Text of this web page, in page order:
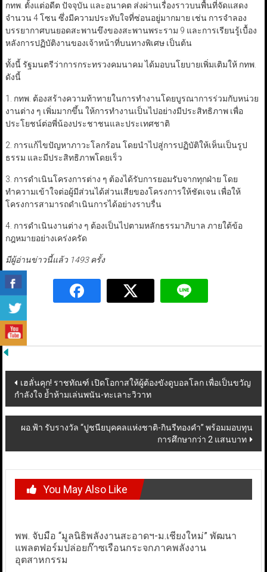
กทพ. ตั้งแต่อดีต ปัจจุบัน และอนาคต ส่งผ่านเรื่องราวบนพื้นที่จัดแสดง
จำนวน 4 โซน ซึ่งมีความประทับใจที่ซ่อนอยู่มากมาย เช่น การจำลอง
บรรยากาศบนยอดสะพานขึงของสะพานพระราม 9 และการเรียนรู้เบื้อง
หลังการปฏิบัติงานของเจ้าหน้าที่บนทางพิเศษ เป็นต้น
ทั้งนี้ รัฐมนตรีว่าการกระทรวงคมนาคม ได้มอบนโยบายเพิ่มเติมให้ กทพ.
ดังนี้
1. กทพ. ต้องสร้างความท้าทายในการทำงานโดยบูรณาการร่วมกับหน่วย
งานต่าง ๆ เพิ่มมากขึ้น ให้การทำงานเป็นไปอย่างมีประสิทธิภาพ เพื่อ
ประโยชน์ต่อพี่น้องประชาชนและประเทศชาติ
2. การแก้ไขปัญหาภาวะโลกร้อน โดยนำไปสู่การปฏิบัติให้เห็นเป็นรูป
ธรรม และมีประสิทธิภาพโดยเร็ว
3. การดำเนินโครงการต่าง ๆ ต้องได้รับการยอมรับจากทุกฝ่าย โดย
ทำความเข้าใจต่อผู้มีส่วนได้ส่วนเสียของโครงการให้ชัดเจน เพื่อให้
โครงการสามารถดำเนินการได้อย่างราบรื่น
4. การดำเนินงานต่าง ๆ ต้องเป็นไปตามหลักธรรมาภิบาล ภายใต้ข้อ
กฎหมายอย่างเคร่งครัด
มีผู้อ่านข่าวนี้แล้ว 1493 ครั้ง
Post
navigation
เฮลั่นคุก! ราชทัณฑ์ เปิดโอกาสให้ผู้ต้องขังดูบอลโลก เพื่อเป็นขวัญ
กำลังใจ ย้ำห้ามเล่นพนัน-ทะเลาะวิวาท
ผอ.ฟ้า รับรางวัล “ปูชนียบุคคลแห่งชาติ-กินรีทองคำ” พร้อมมอบทุน
การศึกษากว่า 2 แสนบาท
You May Also Like
พพ. จับมือ “มูลนิธิพลังงานสะอาดฯ-ม.เชียงใหม่” พัฒนา
แพลตฟอร์มปล่อยก๊าซเรือนกระจกภาคพลังงาน
อุตสาหกรรม